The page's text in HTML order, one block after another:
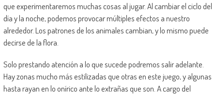
que experimentaremos muchas cosas al jugar. Al cambiar el ciclo del
día y la noche, podemos provocar múltiples efectos a nuestro
alrededor. Los patrones de los animales cambian, y lo mismo puede
decirse de la flora.
Solo prestando atención a lo que sucede podremos salir adelante.
Hay zonas mucho más estilizadas que otras en este juego, y algunas
hasta rayan en lo onírico ante lo extrañas que son. A cargo del